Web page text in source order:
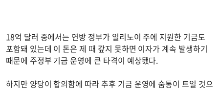
18억 달러 중에서는 연방 정부가 일리노이 주에 지원한 기금도
포함돼 있는데 이 돈은 제 때 갚지 못하면 이자가 계속 발생하기
때문에 주정부 기금 운영에 큰 타격이 예상됐다.
하지만 양당이 합의함에 따라 추후 기금 운영에 숨통이 트일 것으